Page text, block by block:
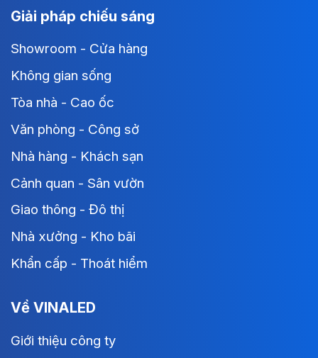
Giải pháp chiếu sáng
Showroom - Cửa hàng
Không gian sống
Tòa nhà - Cao ốc
Văn phòng - Công sở
Nhà hàng - Khách sạn
Cảnh quan - Sân vườn
Giao thông - Đô thị
Nhà xưởng - Kho bãi
Khẩn cấp - Thoát hiểm
Về VINALED
Giới thiệu công ty